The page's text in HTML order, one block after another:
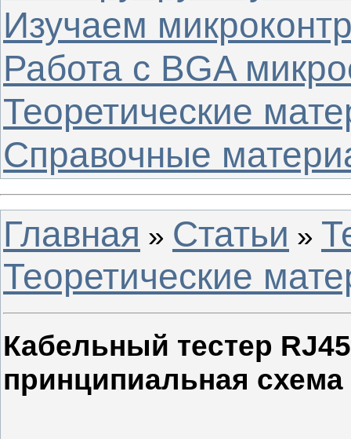
Изучаем
Работа с BGA
Теоретические
Справочные
Главная » Статьи »
Теоретические
Кабельный тестер
принципиальная схема